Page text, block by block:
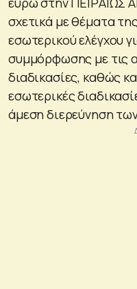
σχετικά με θέματα
εσωτερικού ελέγχου
συμμόρφωσης με τις
διαδικασίες, καθώς
εσωτερικές
άμεση διερεύνηση